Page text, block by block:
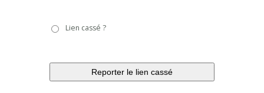
casséLien cassé ?